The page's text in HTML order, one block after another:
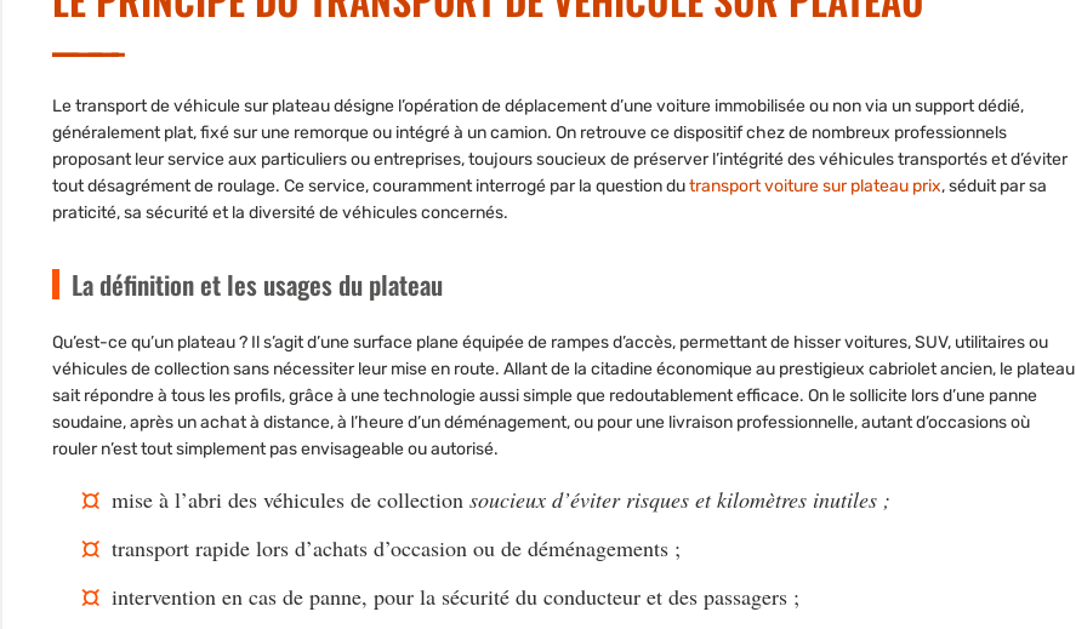
Le transport de véhicule sur plateau désigne l’opération de déplacement d’une voiture immobilisée ou non via un support dédié,
généralement plat, fixé sur une remorque ou intégré à un camion. On retrouve ce dispositif chez de nombreux professionnels
proposant leur service aux particuliers ou entreprises, toujours soucieux de préserver l’intégrité des véhicules transportés et d’éviter
tout désagrément de roulage. Ce service, couramment interrogé par la question dutransport voiture sur plateau prix, séduit par sa
praticité, sa sécurité et la diversité de véhicules concernés.
La définition et les usages du plateau
Qu’est-ce qu’un plateau ? Il s’agit d’une surface plane équipée de rampes d’accès, permettant de hisser voitures, SUV, utilitaires ou
véhicules de collection sans nécessiter leur mise en route. Allant de la citadine économique au prestigieux cabriolet ancien, le plateau
sait répondre à tous les profils, grâce à une technologie aussi simple que redoutablement efficace. On le sollicite lors d’une panne
soudaine, après un achat à distance, à l’heure d’un déménagement, ou pour une livraison professionnelle, autant d’occasions où
rouler n’est tout simplement pas envisageable ou autorisé.
mise à l’abri des véhicules de collection soucieux d’éviter risques et kilomètres inutiles ;
transport rapide lors d’achats d’occasion ou de déménagements ;
intervention en cas de panne, pour la sécurité du conducteur et des passagers ;